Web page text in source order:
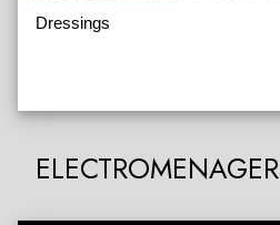
Dressings
ELECTROMENAGER